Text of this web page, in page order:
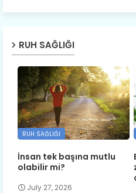
RUH SAĞLIĞI
RUH SAĞLIĞI
İnsan tek başına mutlu
olabilir mi?
July 27, 2026